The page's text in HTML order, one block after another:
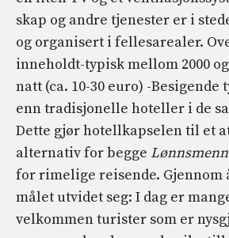
skap og andre tjenester er i
og organisert i fellesarealer.
inneholdt-typisk mellom 2000
natt (ca. 10-30 euro) -Besigende
enn tradisjonelle hoteller i de
Dette gjør hotellkapselen til et
alternativ for begge Lønnsmenn
for rimelige reisende. Gjennom
målet utvidet seg: I dag er
velkommen turister som er